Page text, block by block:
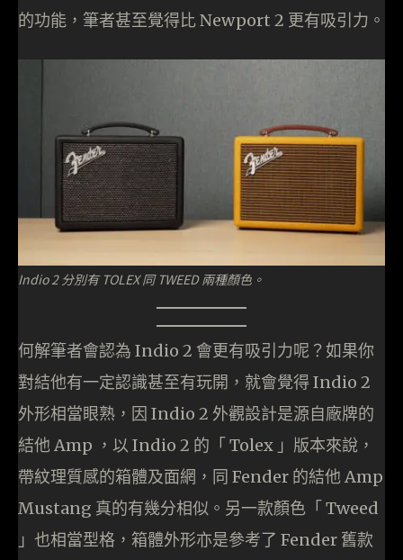
的功能，筆者甚至覺得比 Newport 2 更有吸引力。
Indio 2 分別有 TOLEX 同 TWEED 兩種顏色。
何解筆者會認為 Indio 2 會更有吸引力呢？如果你
對結他有一定認識甚至有玩開，就會覺得 Indio 2
外形相當眼熟，因 Indio 2 外觀設計是源自廠牌的
結他 Amp ，以 Indio 2 的「 Tolex 」版本來說，
帶紋理質感的箱體及面網，同 Fender 的結他 Amp
Mustang 真的有幾分相似。另一款顏色「 Tweed
」也相當型格，箱體外形亦是參考了 Fender 舊款